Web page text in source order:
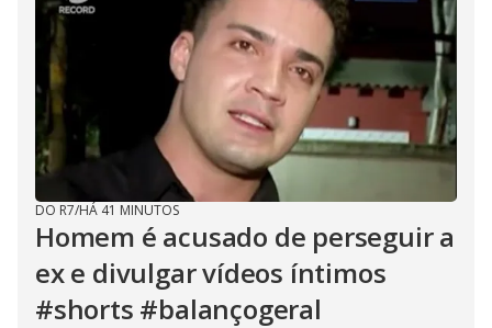
DO R7/HÁ 41 MINUTOS
Homem é acusado de perseguir a
ex e divulgar vídeos íntimos
#shorts #balançogeral